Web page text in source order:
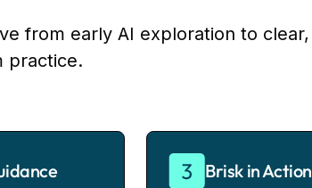
from early AI exploration to clear,
practice.
Brisk in Action